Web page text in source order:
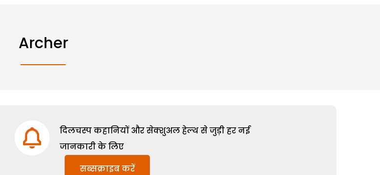
Archer
दिलचस्प कहानियों और सेक्शुअल हेल्थ से जुड़ी हर नई
जानकारी के लिए
सब्सक्राइब करें